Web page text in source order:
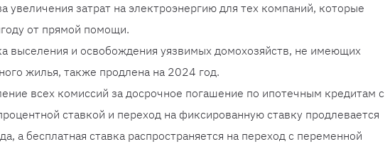
увеличения затрат на электроэнергию для тех компаний, которые
от прямой помощи.
выселения и освобождения уязвимых домохозяйств, не имеющих
жилья, также продлена на 2024 год.
всех комиссий за досрочное погашение по ипотечным кредитам с
ставкой и переход на фиксированную ставку продлевается
а бесплатная ставка распространяется на переход с переменной